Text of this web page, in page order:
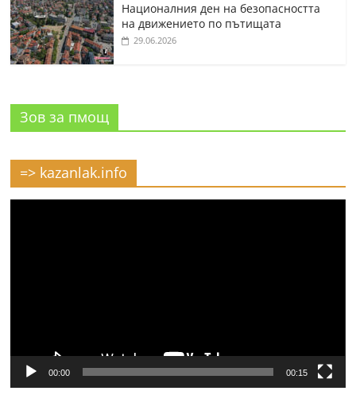
Националния ден на безопасността
на движението по пътищата
29.06.2026
Зов за пмощ
=> kazanlak.info
00:00 00:15